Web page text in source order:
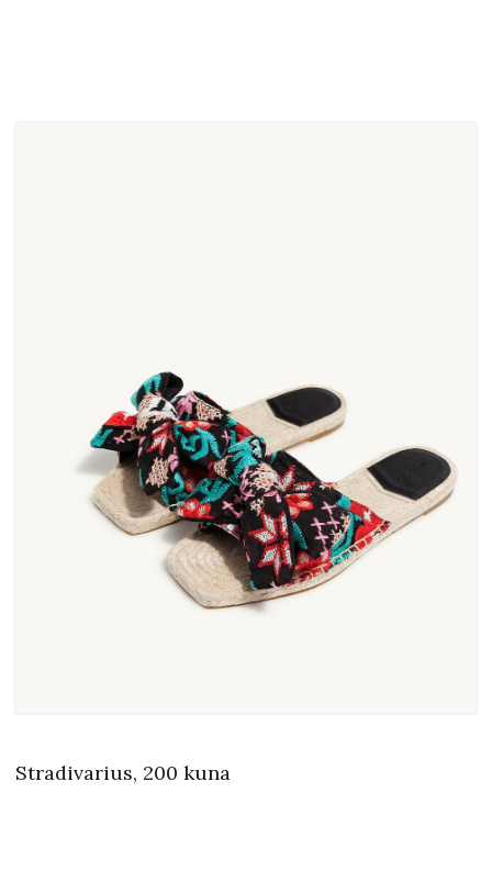
Stradivarius, 200 kuna